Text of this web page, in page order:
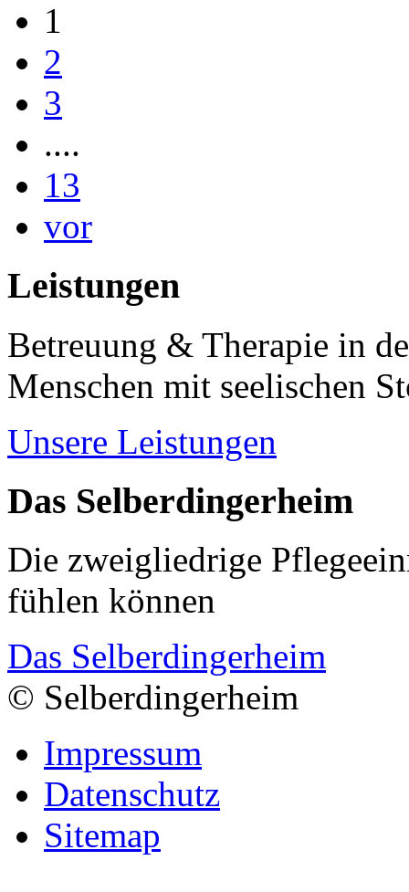
1
2
3
....
13
vor
Leistungen
Betreuung & Therapie in
Menschen mit seelischen
Unsere Leistungen
Das Selberdingerheim
Die zweigliedrige
fühlen können
Das Selberdingerheim
© Selberdingerheim
Impressum
Datenschutz
Sitemap